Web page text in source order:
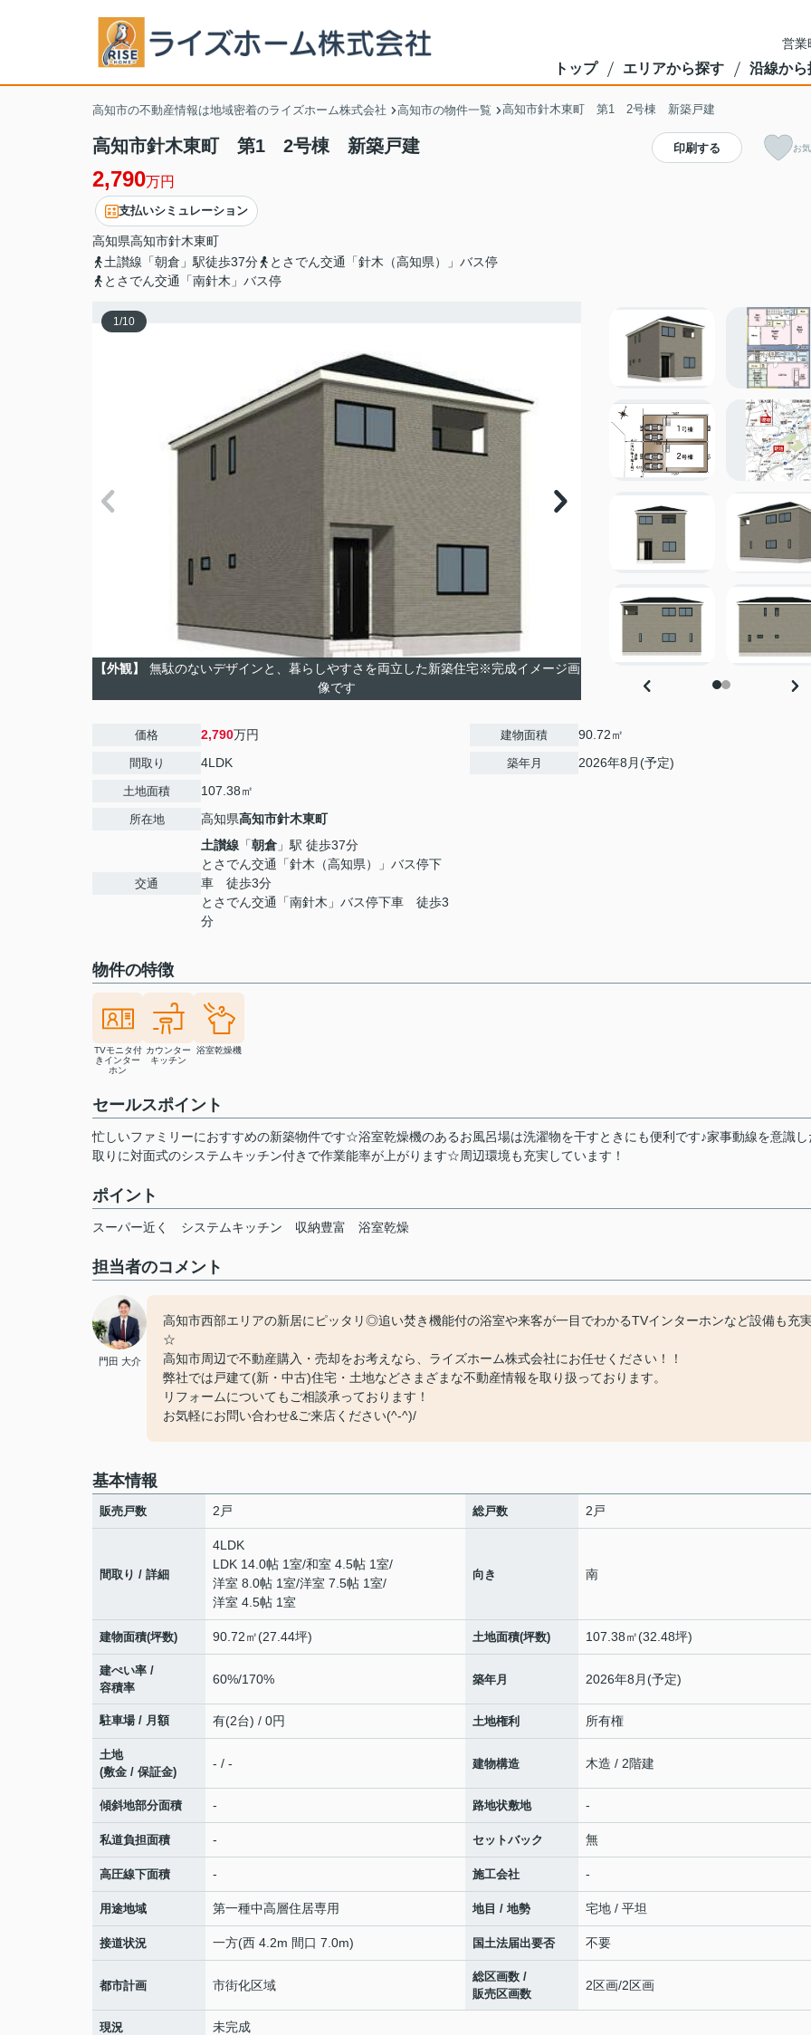
営
トップ エリアから探す 沿線から
高知市の不動産情報は地域密着のライズホーム株式会社 高知市の物件一覧 高知市針木東町 第1 2号棟 新築戸建
高知市針木東町 第1 2号棟 新築戸建
2,790万円
支払いシミュレーション
高知県高知市針木東町
土讃線「朝倉」駅徒歩37分
とさでん交通「針木（高知県）」バス停
とさでん交通「南針木」バス停
印刷する お
1/10
【外観】
無駄のないデザインと、暮らしやすさを両立した新築住宅※完成イメージ画
像です
価格 2,790万円
間取り 4LDK
土地面積 107.38㎡
所在地 高知県高知市針木東町
交通
土讃線 「朝倉 」駅 徒歩37分
とさでん交通「針木（高知県）」バス停下
車 徒歩3分
とさでん交通「南針木」バス停下車 徒歩3
分
建物面積 90.72㎡
築年月 2026年8月(予定)
物件の特徴
TVモニタ付
きインター
ホン
カウンター
キッチン
浴室乾燥機
セールスポイント
忙しいファミリーにおすすめの新築物件です☆浴室乾燥機のあるお風呂場は洗濯物を干すときにも便利です♪家事動線を意識し
取りに対面式のシステムキッチン付きで作業能率が上がります☆周辺環境も充実しています！
ポイント
スーパー近く システムキッチン 収納豊富 浴室乾燥
担当者のコメント
門田 大介
高知市西部エリアの新居にピッタリ◎追い焚き機能付の浴室や来客が一目でわかるTVインターホンなど設備も充
☆
高知市周辺で不動産購入・売却をお考えなら、ライズホーム株式会社にお任せください！！
弊社では戸建て(新・中古)住宅・土地などさまざまな不動産情報を取り扱っております。
リフォームについてもご相談承っております！
お気軽にお問い合わせ&ご来店ください‍(^-^)/
基本情報
販売戸数 2戸 総戸数 2戸
間取り / 詳細
4LDK
LDK 14.0帖 1室/和室 4.5帖 1室/
洋室 8.0帖 1室/洋室 7.5帖 1室/
洋室 4.5帖 1室
向き 南
建物面積(坪数) 90.72㎡(27.44坪) 土地面積(坪数) 107.38㎡(32.48坪)
建ぺい率 /
容積率
60%/170% 築年月 2026年8月(予定)
駐車場 / 月額 有(2台) / 0円 土地権利 所有権
土地
(敷金 / 保証金)
- / - 建物構造 木造 / 2階建
傾斜地部分面積 - 路地状敷地 -
私道負担面積 - セットバック 無
高圧線下面積 - 施工会社 -
用途地域 第一種中高層住居専用 地目 / 地勢 宅地 / 平坦
接道状況 一方(西 4.2m 間口 7.0m) 国土法届出要否 不要
都市計画 市街化区域
総区画数 /
販売区画数
2区画/2区画
現況 未完成